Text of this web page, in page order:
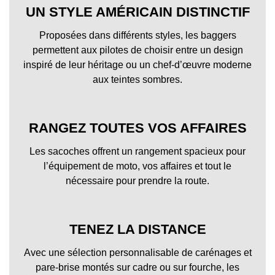
UN STYLE AMÉRICAIN DISTINCTIF
Proposées dans différents styles, les baggers
permettent aux pilotes de choisir entre un design
inspiré de leur héritage ou un chef-d’œuvre moderne
aux teintes sombres.
RANGEZ TOUTES VOS AFFAIRES
Les sacoches offrent un rangement spacieux pour
l’équipement de moto, vos affaires et tout le
nécessaire pour prendre la route.
TENEZ LA DISTANCE
Avec une sélection personnalisable de carénages et
pare-brise montés sur cadre ou sur fourche, les